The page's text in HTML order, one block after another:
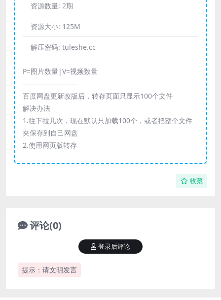
资源数量: 2期
资源大小: 125M
解压密码: tuleshe.cc
P=图片数量|V=视频数量
----------------------
百度网盘更新改版后，转存页面只显示100个文件
解决办法
1.往下拉几次，现在默认只加载100个，或者把整个文件
夹保存到自己网盘
2.使用网页版转存
收藏
评论(0)
提示：请文明发言
登录后评论